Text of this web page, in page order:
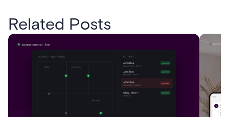
Related Posts